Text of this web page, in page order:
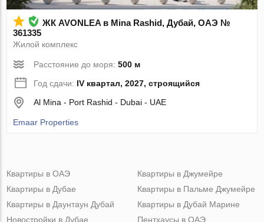
ЖК AVONLEA в Mina Rashid, Дубай, ОАЭ №
361335
Жилой комплекс
Расстояние до моря:500 м
Год сдачи: IV квартал, 2027, строящийся
Al Mina - Port Rashid - Dubai - UAE
Emaar Properties
Квартиры в ОАЭ
Квартиры в Дубае
Квартиры в Даунтаун Дубай
Квартиры в Джумейре
Квартиры в Пальме Джумейре
Квартиры в Дубай Марине
Новостройки в Дубае
Пентхаусы в ОАЭ